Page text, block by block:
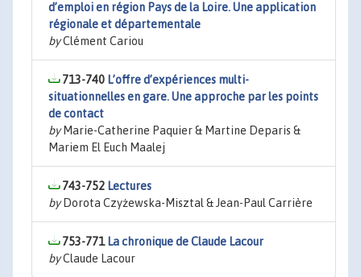
d’emploi en région Pays de la Loire. Une application
régionale et départementale
byClément Cariou
713-740 L’offre d’expériences multi-
situationnelles en gare. Une approche par les points
de contact
byMarie-Catherine Paquier & Martine Deparis &
Mariem El Euch Maalej
743-752 Lectures
byDorota Czyżewska-Misztal & Jean-Paul Carrière
753-771 La chronique de Claude Lacour
byClaude Lacour